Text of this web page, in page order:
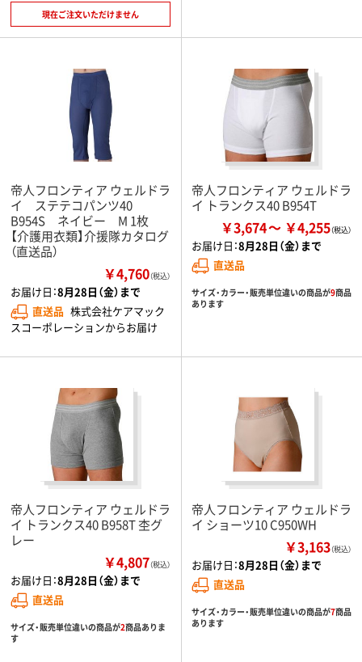
現在ご注文いただけません
帝人フロンティア ウェルドラ
イ ステテコパンツ40
B954S ネイビー M 1枚
【介護用衣類】介援隊カタログ
（直送品）
￥4,760（税込）
お届け日：8月28日（金）まで
直送品 株式会社ケアマック
スコーポレーションからお届け
帝人フロンティア ウェルドラ
イ トランクス40 B954T
￥3,674 ￥4,255
お届け日：8月28日（金）まで
直送品
サイズ・カラー・販売単位違いの商品が9商品
あります
帝人フロンティア ウェルドラ
イ トランクス40 B958T 杢グ
レー
￥4,807（税込）
お届け日：8月28日（金）まで
直送品
サイズ・販売単位違いの商品が2商品ありま
す
帝人フロンティア ウェルドラ
イ ショーツ10 C950WH
￥3,163（税込）
お届け日：8月28日（金）まで
直送品
サイズ・カラー・販売単位違いの商品が7商品
あります